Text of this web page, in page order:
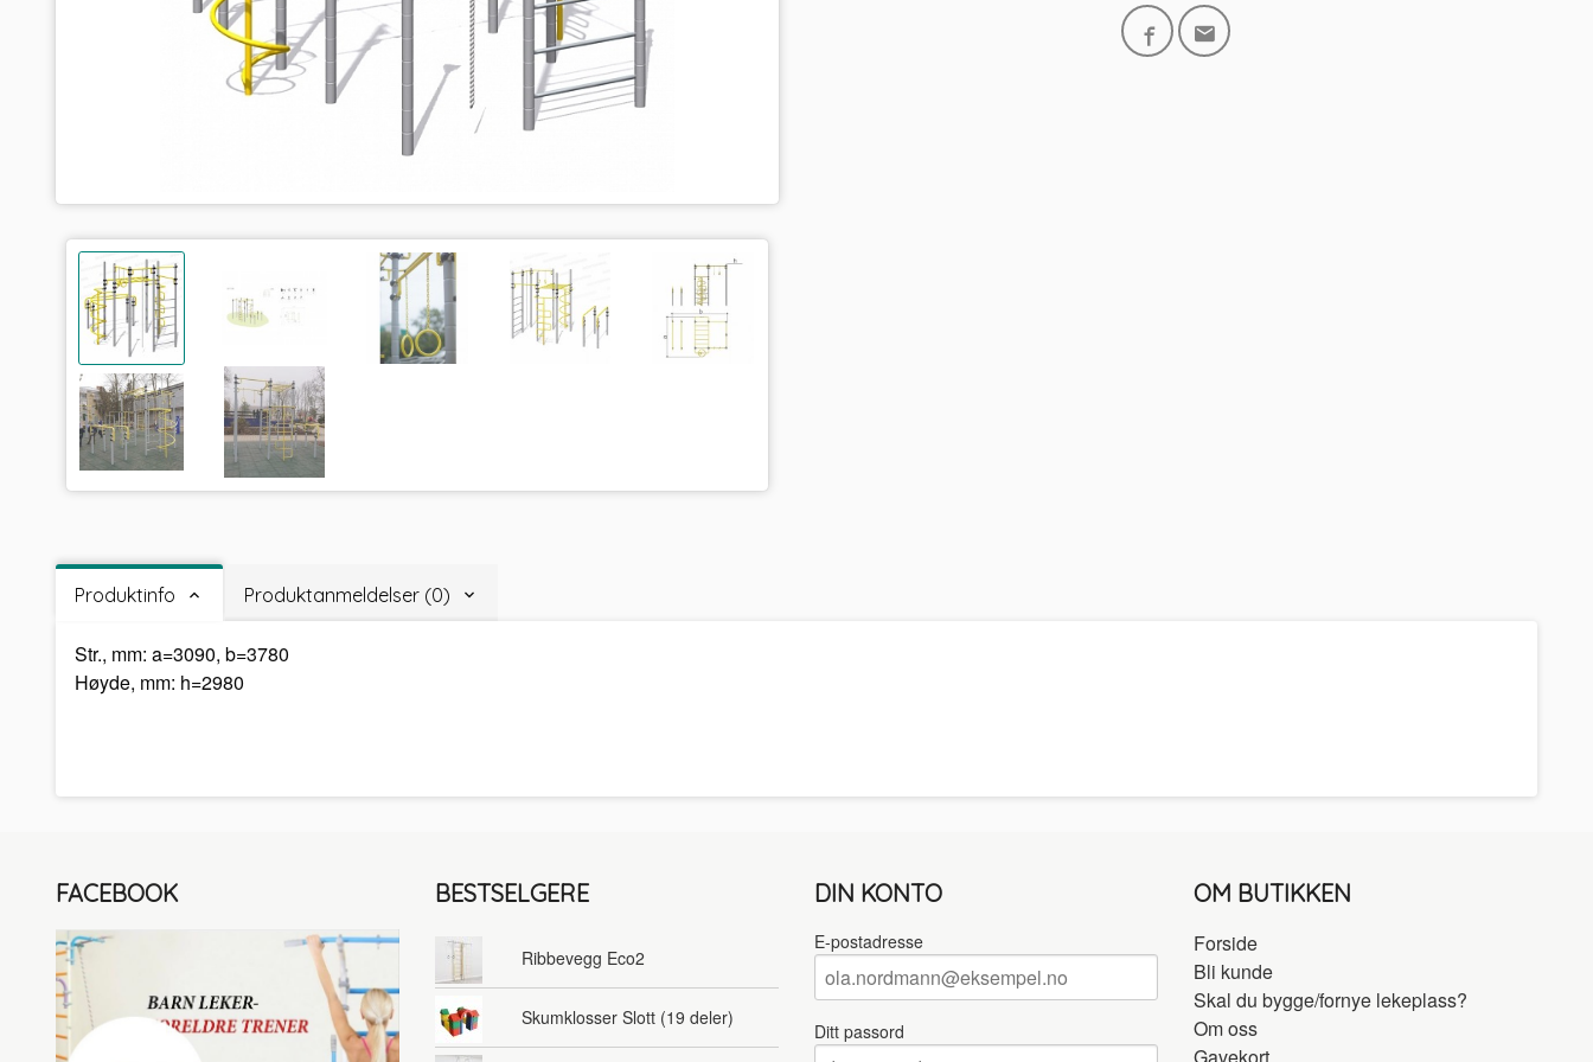
Produktinfo Produktanmeldelser (0)
Str., mm: a=3090, b=3780
Høyde, mm: h=2980
FACEBOOK BESTSELGERE
Ribbevegg Eco2
Skumklosser Slott (19 deler)
DIN KONTO
E-postadresse
Ditt passord
OM BUTIKKEN
Forside
Bli kunde
Skal du bygge/fornye lekeplass?
Om oss